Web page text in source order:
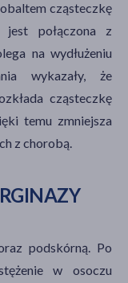
cząsteczkę
jest połączona z
na wydłużeniu
wykazały, że
cząsteczkę
temu zmniejsza
z chorobą.
podskórną. Po
w osoczu